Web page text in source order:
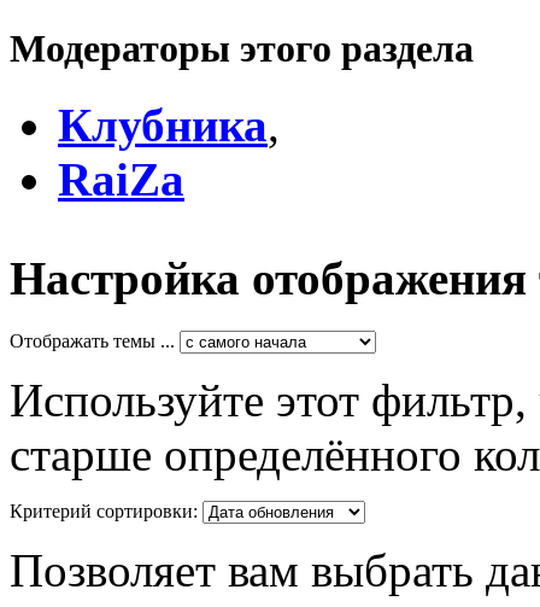
Модераторы этого раздела
Клубника,
RaiZa
Настройка отображения
Отображать темы ...
Используйте этот
старше определённого
Критерий сортировки:
Позволяет вам выбрать